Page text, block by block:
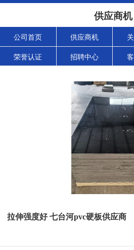
供应商机
公司首页 供应商机
荣誉认证 招聘中心
拉伸强度好 七台河pvc硬板供应商